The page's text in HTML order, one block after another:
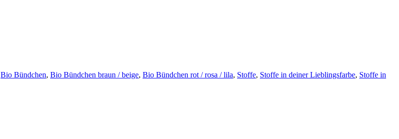
Bio Bündchen, Bio Bündchen braun / beige, Bio Bündchen rot / rosa / lila, Stoffe, Stoffe in deiner Lieblingsfarbe, Stoffe in